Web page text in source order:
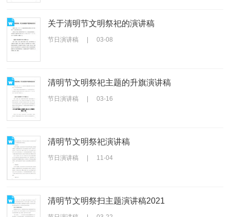
关于清明节文明祭祀的演讲稿
节日演讲稿 03-08
清明节文明祭祀主题的升旗演讲稿
节日演讲稿 03-16
清明节文明祭祀演讲稿
节日演讲稿 11-04
清明节文明祭扫主题演讲稿2021